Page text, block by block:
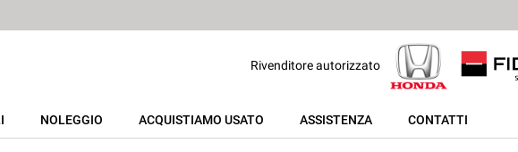
Rivenditore autorizzato
NOLEGGIO ACQUISTIAMO USATO ASSISTENZA CONTATTI